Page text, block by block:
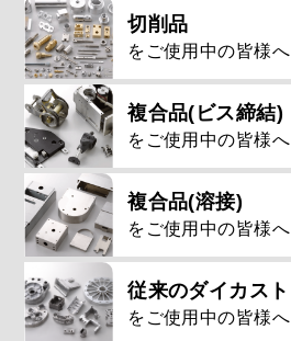
切削品
をご使用中の皆様へ
複合品(ビス締結)
をご使用中の皆様へ
複合品(溶接)
をご使用中の皆様へ
従来のダイカスト
をご使用中の皆様へ